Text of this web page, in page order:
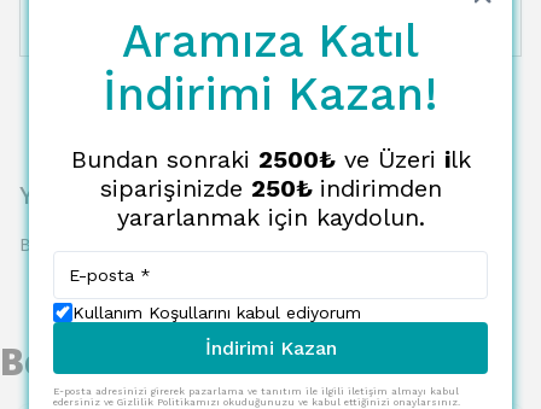
6279.54 TL 523.29 TL
Yorumlar
Bu ürün için henüz yorum yapılmamış.
Benzer Ürünler
Aramıza Katıl
İndirimi Kazan!
Bundan sonraki 2500₺ve Üzeri ilk
siparişinizde 250₺ indirimden
yararlanmak için kaydolun.
Kullanım Koşullarını kabul ediyorum
İndirimi Kazan
E-posta adresinizi girerek pazarlama ve tanıtım ile ilgili iletişim almayı kabul
edersiniz ve Gizlilik Politikamızı okuduğunuzu ve kabul ettiğinizi onaylarsınız.